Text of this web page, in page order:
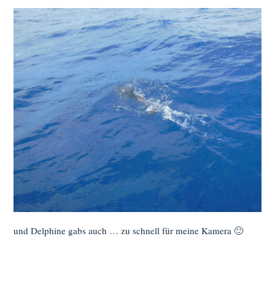
und Delphine gabs auch … zu schnell für meine Kamera 🙂